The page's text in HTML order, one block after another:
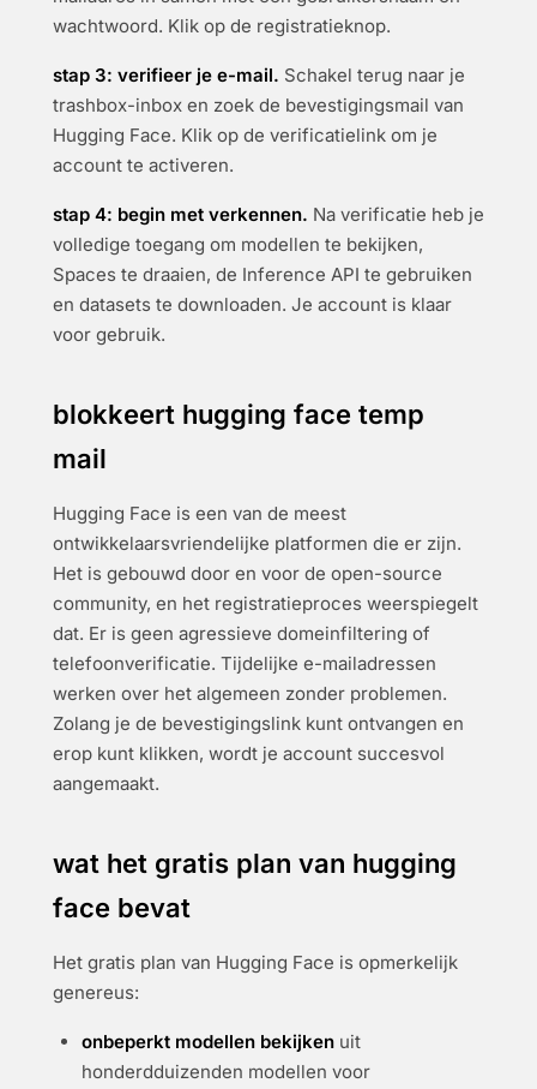
wachtwoord. Klik op de registratieknop.
stap 3: verifieer je e-mail. Schakel terug naar je
trashbox-inbox en zoek de bevestigingsmail van
Hugging Face. Klik op de verificatielink om je
account te activeren.
stap 4: begin met verkennen. Na verificatie heb je
volledige toegang om modellen te bekijken,
Spaces te draaien, de Inference API te gebruiken
en datasets te downloaden. Je account is klaar
voor gebruik.
blokkeert hugging face temp
mail
Hugging Face is een van de meest
ontwikkelaarsvriendelijke platformen die er zijn.
Het is gebouwd door en voor de open-source
community, en het registratieproces weerspiegelt
dat. Er is geen agressieve domeinfiltering of
telefoonverificatie. Tijdelijke e-mailadressen
werken over het algemeen zonder problemen.
Zolang je de bevestigingslink kunt ontvangen en
erop kunt klikken, wordt je account succesvol
aangemaakt.
wat het gratis plan van hugging
face bevat
Het gratis plan van Hugging Face is opmerkelijk
genereus:
onbeperkt modellen bekijken uit
honderdduizenden modellen voor